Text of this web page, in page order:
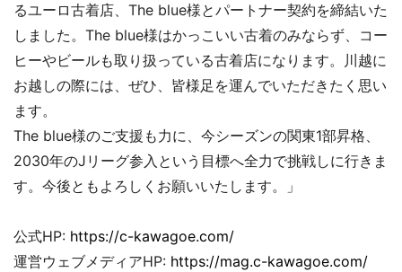
るユーロ古着店、The blue様とパートナー契約を締結いた
しました。The blue様はかっこいい古着のみならず、コー
ヒーやビールも取り扱っている古着店になります。川越に
お越しの際には、ぜひ、皆様足を運んでいただきたく思い
ます。
The blue様のご支援も力に、今シーズンの関東1部昇格、
2030年のJリーグ参入という目標へ全力で挑戦しに行きま
す。今後ともよろしくお願いいたします。」
公式HP: https://c-kawagoe.com/
運営ウェブメディアHP: https://mag.c-kawagoe.com/